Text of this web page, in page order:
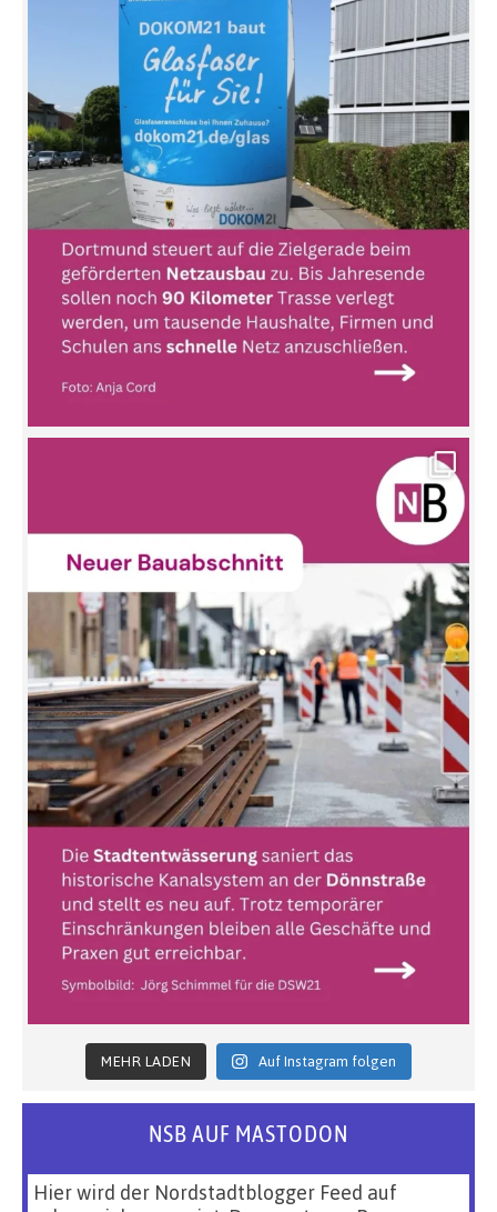
MEHR LADEN Auf Instagram folgen
NSB AUF MASTODON
Hier wird der Nordstadtblogger Feed auf